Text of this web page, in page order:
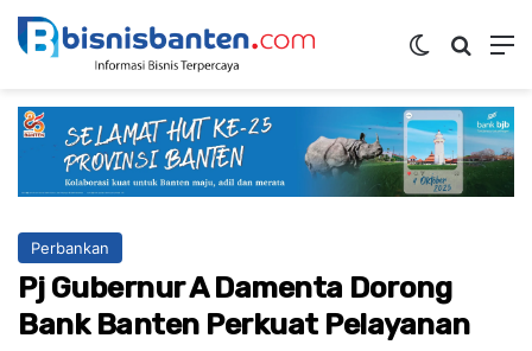
Switch skin
Perbankan
Pj Gubernur A Damenta Dorong
Bank Banten Perkuat Pelayanan